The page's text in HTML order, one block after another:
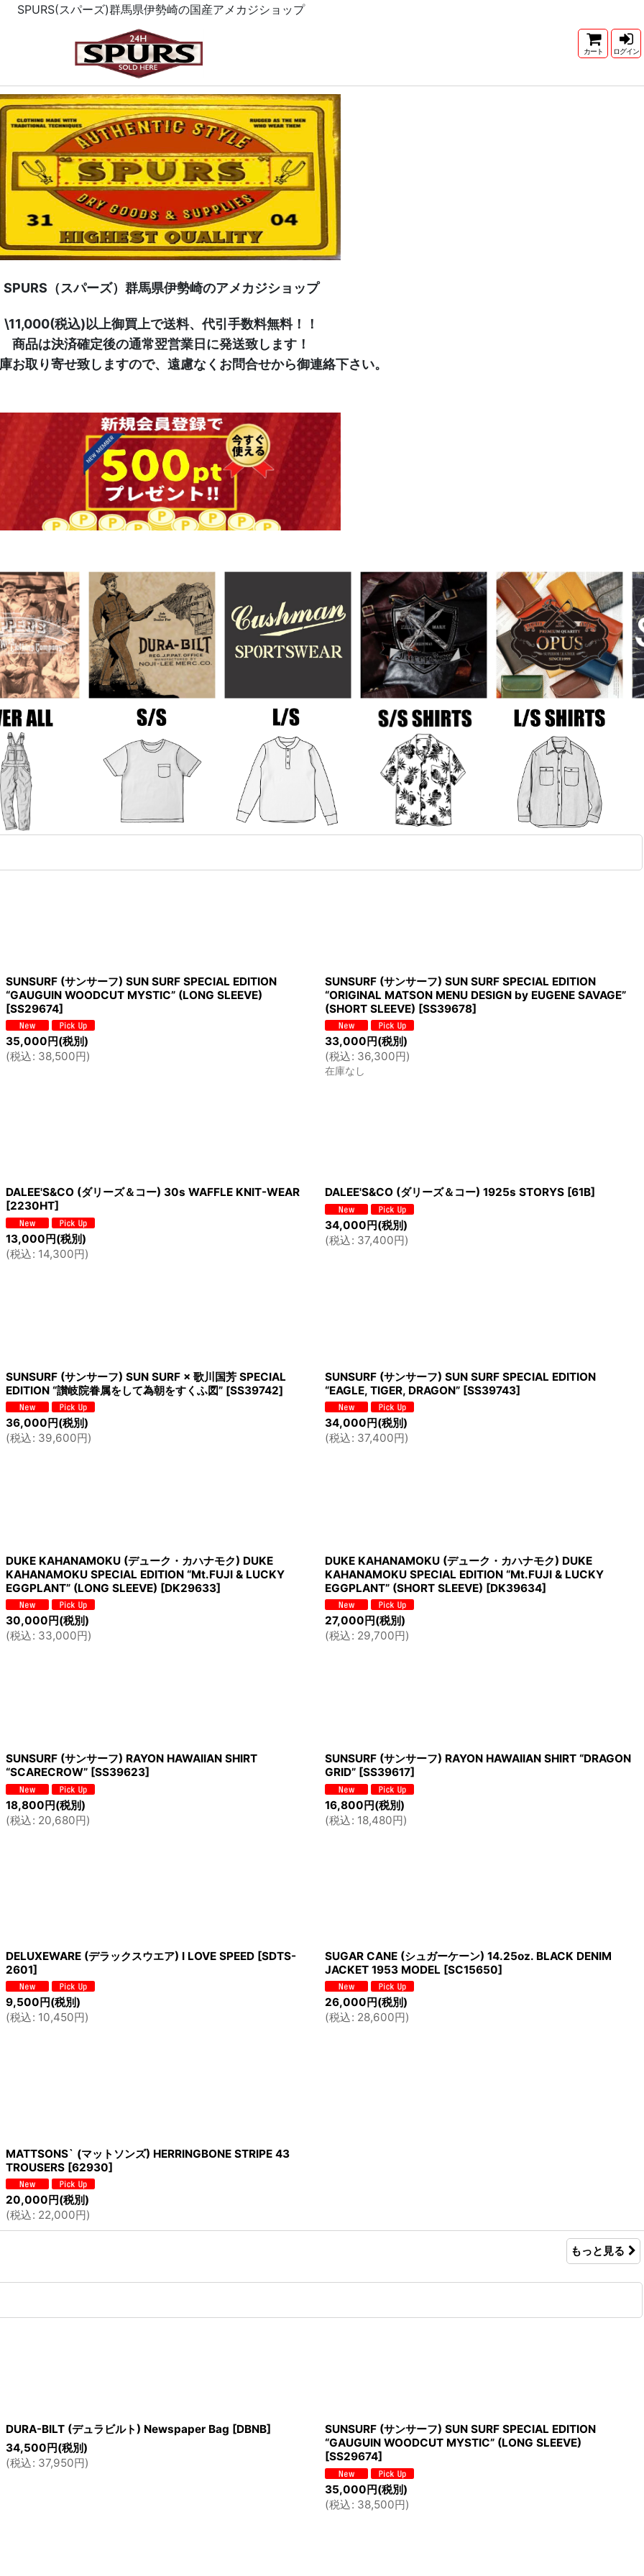
SPURS(スパーズ)群馬県伊勢崎の国産アメカジショップ
カート ログイン
SPURS（スパーズ）群馬県伊勢崎のアメカジショップ
\11,000(税込)以上御買上で送料、代引手数料無料！！
商品は決済確定後の通常翌営業日に発送致します！
お取り寄せ致しますので、遠慮なくお問合せから御連絡下さい。
SUNSURF (サンサーフ) SUN SURF SPECIAL EDITION
“GAUGUIN WOODCUT MYSTIC” (LONG SLEEVE)
[SS29674]
35,000 円(税別)
(税込: 38,500円)
SUNSURF (サンサーフ) SUN SURF SPECIAL EDITION
“ORIGINAL MATSON MENU DESIGN by EUGENE SAVAGE”
(SHORT SLEEVE) [SS39678]
33,000 円(税別)
(税込: 36,300円)
在庫なし
DALEE'S&CO (ダリーズ＆コー) 30s WAFFLE KNIT-WEAR
[2230HT]
13,000円(税別)
(税込: 14,300円)
DALEE'S&CO (ダリーズ＆コー) 1925s STORYS [61B]
34,000円(税別)
(税込: 37,400円)
SUNSURF (サンサーフ) SUN SURF × 歌川国芳 SPECIAL
EDITION “讃岐院眷属をして為朝をすくふ図” [SS39742]
36,000円(税別)
(税込: 39,600円)
SUNSURF (サンサーフ) SUN SURF SPECIAL EDITION
“EAGLE, TIGER, DRAGON” [SS39743]
34,000円(税別)
(税込: 37,400円)
DUKE KAHANAMOKU (デューク・カハナモク) DUKE
KAHANAMOKU SPECIAL EDITION “Mt.FUJI & LUCKY
EGGPLANT” (LONG SLEEVE) [DK29633]
30,000 円(税別)
(税込: 33,000円)
DUKE KAHANAMOKU (デューク・カハナモク) DUKE
KAHANAMOKU SPECIAL EDITION “Mt.FUJI & LUCKY
EGGPLANT” (SHORT SLEEVE) [DK39634]
27,000 円(税別)
(税込: 29,700円)
SUNSURF (サンサーフ) RAYON HAWAIIAN SHIRT
“SCARECROW” [SS39623]
18,800円(税別)
(税込: 20,680円)
SUNSURF (サンサーフ) RAYON HAWAIIAN SHIRT “DRAGON
GRID” [SS39617]
16,800円(税別)
(税込: 18,480円)
DELUXEWARE (デラックスウエア) I LOVE SPEED [SDTS-
2601]
9,500円(税別)
(税込: 10,450円)
SUGAR CANE (シュガーケーン) 14.25oz. BLACK DENIM
JACKET 1953 MODEL [SC15650]
26,000円(税別)
(税込: 28,600円)
MATTSONS` (マットソンズ) HERRINGBONE STRIPE 43
TROUSERS [62930]
20,000 円(税別)
(税込: 22,000円)
もっと見る
DURA-BILT (デュラビルト) Newspaper Bag [DBNB]
34,500 円(税別)
(税込: 37,950円)
SUNSURF (サンサーフ) SUN SURF SPECIAL EDITION
“GAUGUIN WOODCUT MYSTIC” (LONG SLEEVE)
[SS29674]
35,000円(税別)
(税込: 38,500円)